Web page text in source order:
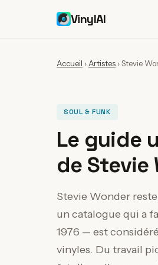
VinylAI
Accueil › Artistes ›Stevie
SOUL & FUNK
Le guide
de Stevie
Stevie Wonder
un catalogue qui a
1976 — est
vinyles. Du travail